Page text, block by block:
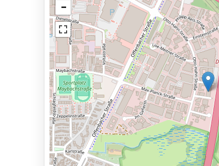
Reservieren im Voraus
12,8km zur Abflughalle
Parkmöglichkeiten
Shuttle Parken
Valet Parken
Park & Walk
Park, Sleep & Fly
Ansicht auf der Karte
−